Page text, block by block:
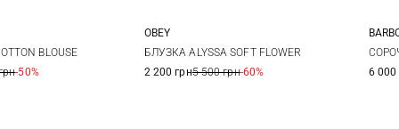
M
BLOUSE
-50%
S M L
OBEY
БЛУЗКА ALYSSA SOFT FLOWER
2 200 грн5 500 грн-60%
8
6 000